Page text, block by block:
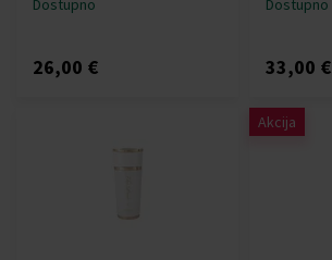
Dostupno
26,00 €
Dostupno
33,00 €
Akcija